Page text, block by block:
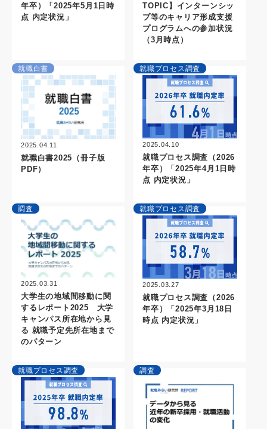
年卒）「2025年5月1日時
点 内定状況」
TOPIC】インターンシッ
プ等のキャリア形成支援
プログラムへの参加状況
（3月時点）
就職白書
2025.04.11
就職白書2025（冊子版
PDF）
就職プロセス調査
2025.04.10
就職プロセス調査（2026
年卒）「2025年4月1日時
点 内定状況」
調査
2025.03.31
大学生の地域間移動に関
するレポート2025 大学
キャンパス所在地から見
る 就職予定先所在地まで
のパターン
就職プロセス調査
2025.03.27
就職プロセス調査（2026
年卒）「2025年3月18日
時点 内定状況」
就職プロセス調査 調査